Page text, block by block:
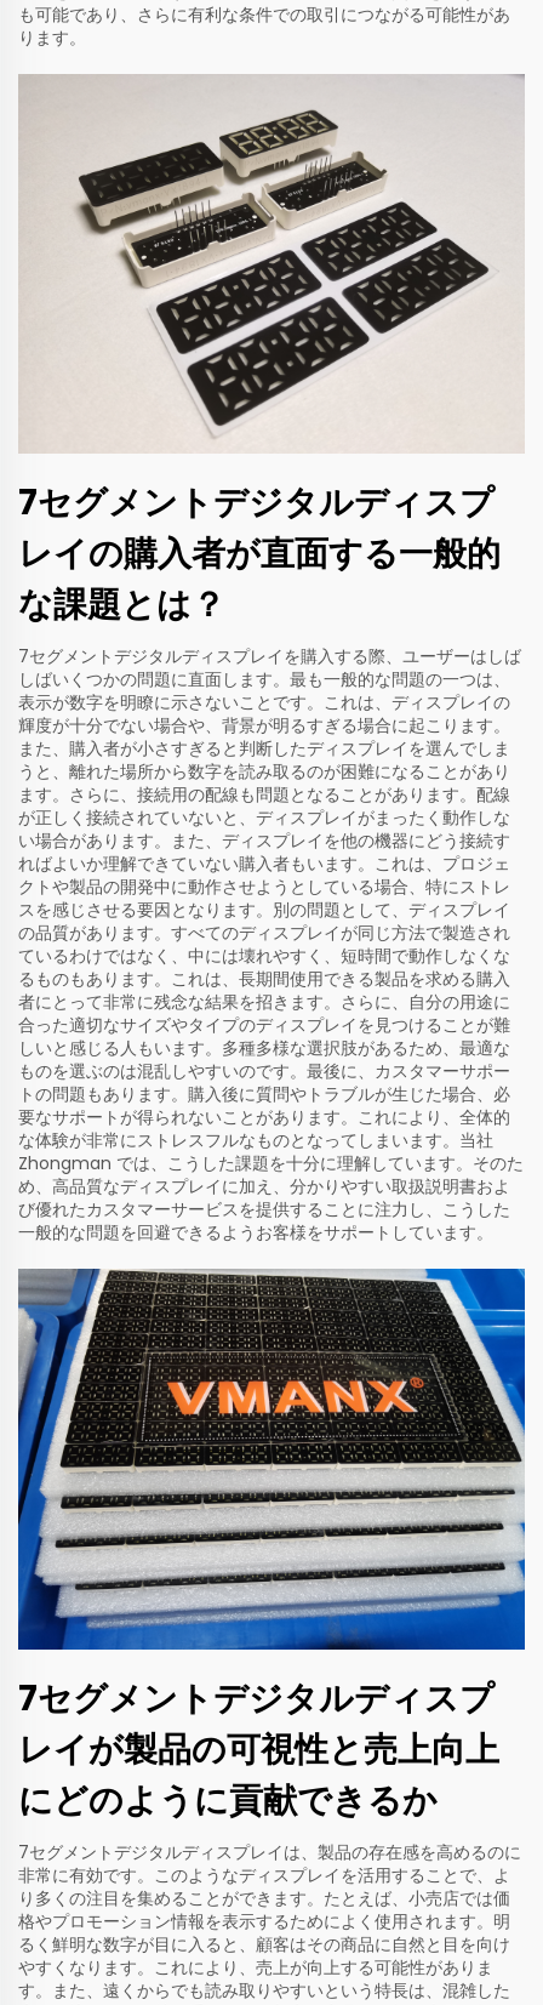
も可能であり、さらに有利な条件での取引につながる可能性があ
ります。
7セグメントデジタルディスプ
レイの購入者が直面する一般的
な課題とは？
7セグメントデジタルディスプレイを購入する際、ユーザーはしば
しばいくつかの問題に直面します。最も一般的な問題の一つは、
表示が数字を明瞭に示さないことです。これは、ディスプレイの
輝度が十分でない場合や、背景が明るすぎる場合に起こります。
また、購入者が小さすぎると判断したディスプレイを選んでしま
うと、離れた場所から数字を読み取るのが困難になることがあり
ます。さらに、接続用の配線も問題となることがあります。配線
が正しく接続されていないと、ディスプレイがまったく動作しな
い場合があります。また、ディスプレイを他の機器にどう接続す
ればよいか理解できていない購入者もいます。これは、プロジェ
クトや製品の開発中に動作させようとしている場合、特にストレ
スを感じさせる要因となります。別の問題として、ディスプレイ
の品質があります。すべてのディスプレイが同じ方法で製造され
ているわけではなく、中には壊れやすく、短時間で動作しなくな
るものもあります。これは、長期間使用できる製品を求める購入
者にとって非常に残念な結果を招きます。さらに、自分の用途に
合った適切なサイズやタイプのディスプレイを見つけることが難
しいと感じる人もいます。多種多様な選択肢があるため、最適な
ものを選ぶのは混乱しやすいのです。最後に、カスタマーサポー
トの問題もあります。購入後に質問やトラブルが生じた場合、必
要なサポートが得られないことがあります。これにより、全体的
な体験が非常にストレスフルなものとなってしまいます。当社
Zhongman では、こうした課題を十分に理解しています。そのた
め、高品質なディスプレイに加え、分かりやすい取扱説明書およ
び優れたカスタマーサービスを提供することに注力し、こうした
一般的な問題を回避できるようお客様をサポートしています。
7セグメントデジタルディスプ
レイが製品の可視性と売上向上
にどのように貢献できるか
7セグメントデジタルディスプレイは、製品の存在感を高めるのに
非常に有効です。このようなディスプレイを活用することで、よ
り多くの注目を集めることができます。たとえば、小売店では価
格やプロモーション情報を表示するためによく使用されます。明
るく鮮明な数字が目に入ると、顧客はその商品に自然と目を向け
やすくなります。これにより、売上が向上する可能性がありま
す。また、遠くからでも読み取りやすいという特長は、混雑した